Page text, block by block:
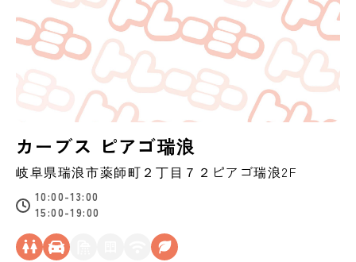
カーブス ピアゴ瑞浪
岐阜県瑞浪市薬師町２丁目７２ピアゴ瑞浪2F
10:00-13:00
15:00-19:00